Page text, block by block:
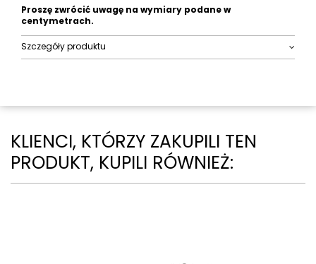
Proszę zwrócić uwagę na wymiary podane w
centymetrach.
Szczegóły produktu
KLIENCI, KTÓRZY ZAKUPILI TEN
PRODUKT, KUPILI RÓWNIEŻ: